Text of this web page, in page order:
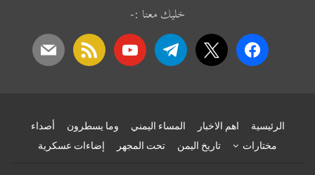
خليك معنا :-
facebook
x
telegram
youtube
rss
mail
الرئيسية اهم الاخبار المساء اليمني وما يسطرون
أصداء
مختارات
تاريخ اليمن تحت المجهر إضاءات عسكرية